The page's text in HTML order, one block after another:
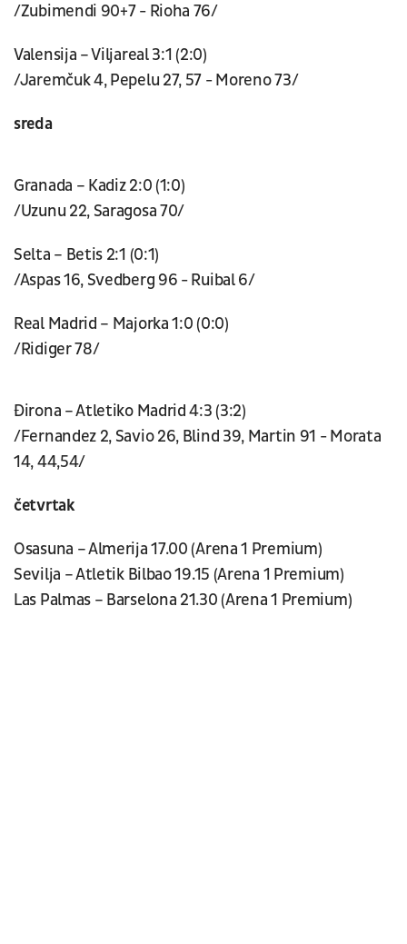
/Zubimendi 90+7 - Rioha 76/
Valensija – Viljareal 3:1 (2:0)
/Jaremčuk 4, Pepelu 27, 57 - Moreno 73/
sreda
Granada – Kadiz 2:0 (1:0)
/Uzunu 22, Saragosa 70/
Selta – Betis 2:1 (0:1)
/Aspas 16, Svedberg 96 - Ruibal 6/
Real Madrid – Majorka 1:0 (0:0)
/Ridiger 78/
Đirona – Atletiko Madrid 4:3 (3:2)
/Fernandez 2, Savio 26, Blind 39, Martin 91 - Morata
14, 44,54/
četvrtak
Osasuna – Almerija 17.00 (Arena 1 Premium)
Sevilja – Atletik Bilbao 19.15 (Arena 1 Premium)
Las Palmas – Barselona 21.30 (Arena 1 Premium)